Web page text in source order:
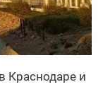
Краснодаре и